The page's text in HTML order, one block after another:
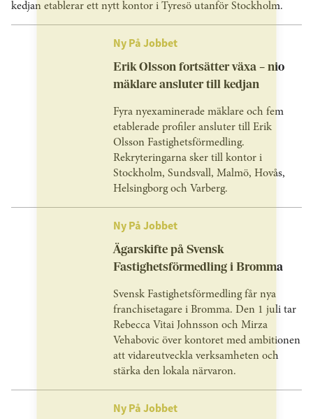
kedjan etablerar ett nytt kontor i Tyresö utanför Stockholm.
Ny På Jobbet
Erik Olsson fortsätter växa – nio
mäklare ansluter till kedjan
Fyra nyexaminerade mäklare och fem
etablerade profiler ansluter till Erik
Olsson Fastighetsförmedling.
Rekryteringarna sker till kontor i
Stockholm, Sundsvall, Malmö, Hovås,
Helsingborg och Varberg.
Ny På Jobbet
Ägarskifte på Svensk
Fastighetsförmedling i Bromma
Svensk Fastighetsförmedling får nya
franchisetagare i Bromma. Den 1 juli tar
Rebecca Vitai Johnsson och Mirza
Vehabovic över kontoret med ambitionen
att vidareutveckla verksamheten och
stärka den lokala närvaron.
Ny På Jobbet